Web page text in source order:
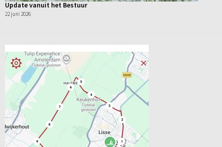
Update vanuit het Bestuur
22 juni 2026